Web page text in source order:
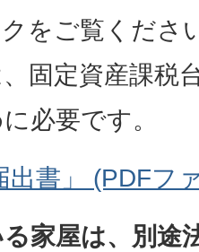
をご覧くださ
固定資産課税
必要です。
出書」 (PDFフ
家屋は、別途